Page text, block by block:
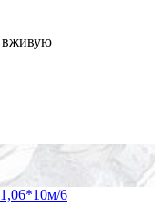
вживую
6